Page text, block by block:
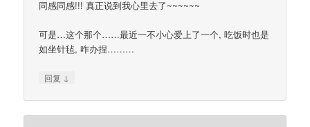
同感同感!!! 真正说到我心里去了~~~~~~
可是…这个那个……最近一不小心爱上了一个, 吃饭时也是
如坐针毡, 咋办捏………
回复 ↓